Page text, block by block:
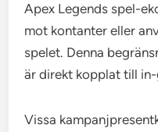
Apex Legends spel-
mot kontanter eller
spelet. Denna
är direkt kopplat till
Vissa